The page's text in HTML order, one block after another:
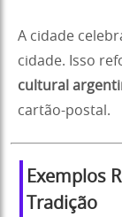
A cidade
cidade. Isso
cultural
cartão-postal.
Exemplos
Tradição